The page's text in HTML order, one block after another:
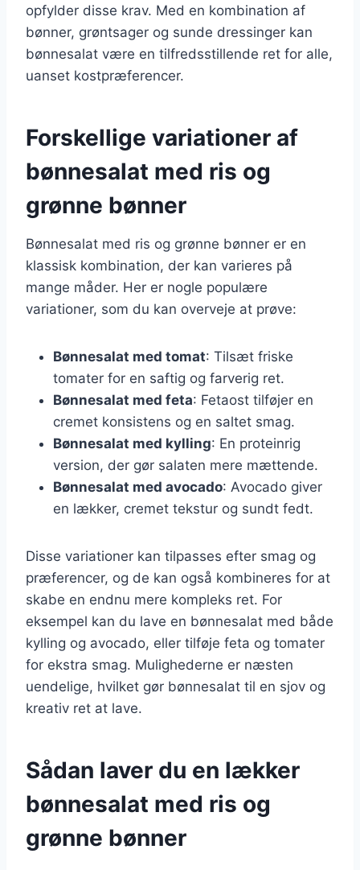
opfylder disse krav. Med en kombination af
bønner, grøntsager og sunde dressinger kan
bønnesalat være en tilfredsstillende ret for alle,
uanset kostpræferencer.
Forskellige variationer af
bønnesalat med ris og
grønne bønner
Bønnesalat med ris og grønne bønner er en
klassisk kombination, der kan varieres på
mange måder. Her er nogle populære
variationer, som du kan overveje at prøve:
Bønnesalat med tomat: Tilsæt friske
tomater for en saftig og farverig ret.
Bønnesalat med feta: Fetaost tilføjer en
cremet konsistens og en saltet smag.
Bønnesalat med kylling: En proteinrig
version, der gør salaten mere mættende.
Bønnesalat med avocado: Avocado giver
en lækker, cremet tekstur og sundt fedt.
Disse variationer kan tilpasses efter smag og
præferencer, og de kan også kombineres for at
skabe en endnu mere kompleks ret. For
eksempel kan du lave en bønnesalat med både
kylling og avocado, eller tilføje feta og tomater
for ekstra smag. Mulighederne er næsten
uendelige, hvilket gør bønnesalat til en sjov og
kreativ ret at lave.
Sådan laver du en lækker
bønnesalat med ris og
grønne bønner